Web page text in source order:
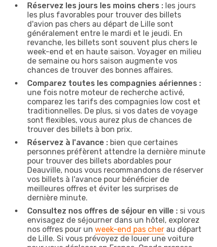
Réservez les jours les moins chers : les jours
les plus favorables pour trouver des billets
d'avion pas chers au départ de Lille sont
généralement entre le mardi et le jeudi. En
revanche, les billets sont souvent plus chers le
week-end et en haute saison. Voyager en milieu
de semaine ou hors saison augmente vos
chances de trouver des bonnes affaires.
Comparez toutes les compagnies aériennes :
une fois notre moteur de recherche activé,
comparez les tarifs des compagnies low cost et
traditionnelles. De plus, si vos dates de voyage
sont flexibles, vous aurez plus de chances de
trouver des billets à bon prix.
Réservez à l'avance : bien que certaines
personnes préfèrent attendre la dernière minute
pour trouver des billets abordables pour
Deauville, nous vous recommandons de réserver
vos billets à l'avance pour bénéficier de
meilleures offres et éviter les surprises de
dernière minute.
Consultez nos offres de séjour en ville : si vous
envisagez de séjourner dans un hôtel, explorez
nos offres pour un week-end pas cher au départ
de Lille. Si vous prévoyez de louer une voiture